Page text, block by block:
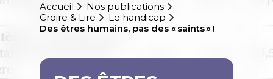
Accueil
Nos publications
Croire & Lire
Le handicap
Des êtres humains, pas des « saints » !